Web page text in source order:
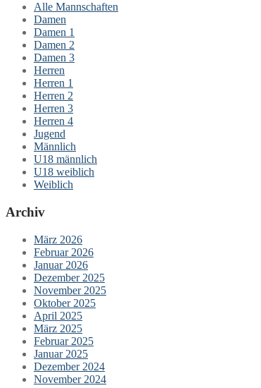
Alle Mannschaften
Damen
Damen 1
Damen 2
Damen 3
Herren
Herren 1
Herren 2
Herren 3
Herren 4
Jugend
Männlich
U18 männlich
U18 weiblich
Weiblich
Archiv
März 2026
Februar 2026
Januar 2026
Dezember 2025
November 2025
Oktober 2025
April 2025
März 2025
Februar 2025
Januar 2025
Dezember 2024
November 2024